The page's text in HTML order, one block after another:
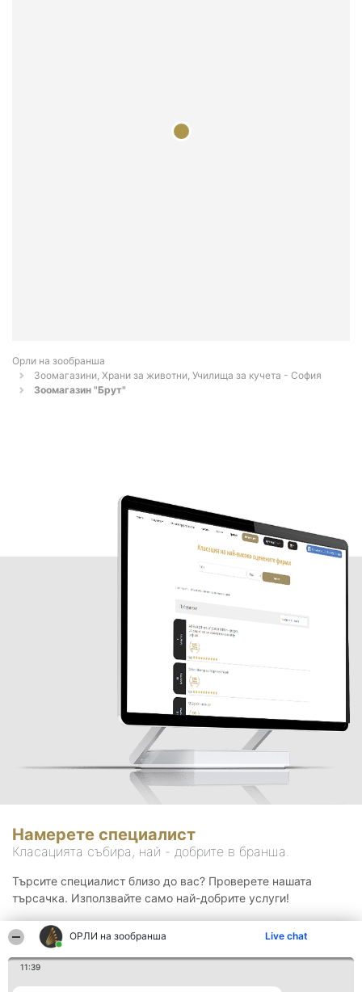
ОРЛИ на зообранша Live chat
11:39
Орли на зообранша
Зоомагазини, Храни за животни, Училища за кучета - София
Зоомагазин "Брут"
Намерете специалист
Класацията събира, най - добрите в бранша.
Търсите специалист близо до вас? Проверете нашата
търсачка. Използвайте само най-добрите услуги!